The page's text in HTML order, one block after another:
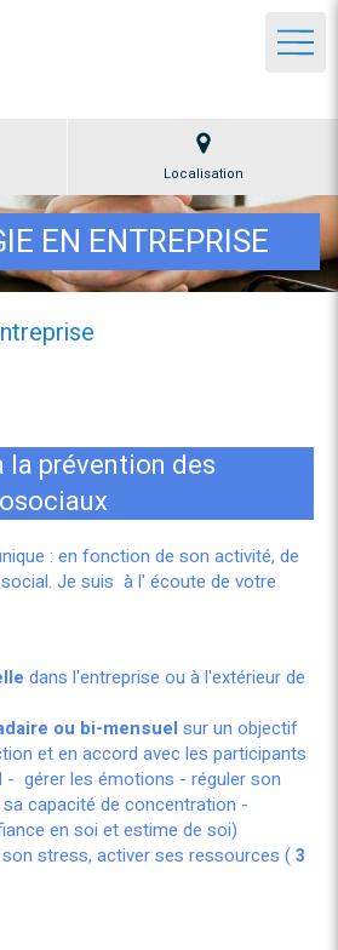
Localisation
EN ENTREPRISE
la prévention des
: en fonction de son activité, de
Je suis à l' écoute de votre
dans l'entreprise ou à l'extérieur de
ou bi-mensuel sur un objectif
et en accord avec les participants
- gérer les émotions - réguler son
capacité de concentration -
en soi et estime de soi)
son stress, activer ses ressources (3